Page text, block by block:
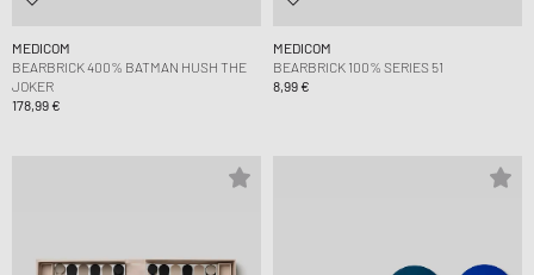
MEDICOM
BEARBRICK 400% BATMAN HUSH THE
JOKER
178,99 €
MEDICOM
BEARBRICK 100% SERIES 51
8,99 €